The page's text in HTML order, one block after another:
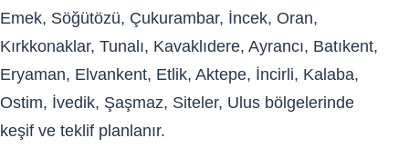
Emek, Söğütözü, Çukurambar, İncek, Oran,
Kırkkonaklar, Tunalı, Kavaklıdere, Ayrancı, Batıkent,
Eryaman, Elvankent, Etlik, Aktepe, İncirli, Kalaba,
Ostim, İvedik, Şaşmaz, Siteler, Ulus bölgelerinde
keşif ve teklif planlanır.